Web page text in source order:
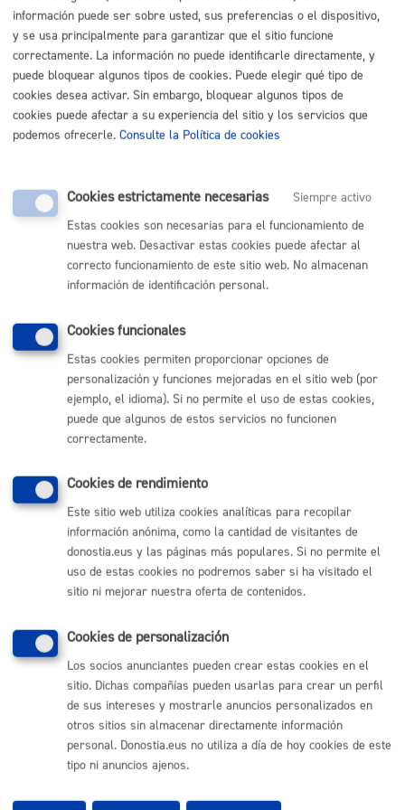
Listado completo de Trámites
Pago mis Impuestos-Beneficios fiscales
Bonificaciones y exenciones
Certificados y duplicados de recibos
Pagos y solicitudes de contenido económico
Comunícate con el Ayuntamiento de Donostia / San
Sebastián
(gratuito desde Donostia / San Sebastián)
Buzón de la ciudadanía
Informar de un error en la web
Enlaces útiles
Ofertas de empleo
Sede electrónica
Mapas - GeoDonostia
Sala de prensa
Mapa web
Otras páginas web corporativas
Donostia Kirola
Donostia Turismo
información puede ser sobre usted, sus preferencias o el dispositivo,
y se usa principalmente para garantizar que el sitio funcione
correctamente. La información no puede identificarle directamente, y
puede bloquear algunos tipos de cookies. Puede elegir qué tipo de
cookies desea activar. Sin embargo, bloquear algunos tipos de
cookies puede afectar a su experiencia del sitio y los servicios que
podemos ofrecerle. Consulte la Política de cookies
Cookies estrictamente necesarias
Siempre activo
Estas cookies son necesarias para el funcionamiento de
nuestra web. Desactivar estas cookies puede afectar al
correcto funcionamiento de este sitio web. No almacenan
información de identificación personal.
Cookies funcionales
Estas cookies permiten proporcionar opciones de
personalización y funciones mejoradas en el sitio web (por
ejemplo, el idioma). Si no permite el uso de estas cookies,
puede que algunos de estos servicios no funcionen
correctamente.
Cookies de rendimiento
Este sitio web utiliza cookies analíticas para recopilar
información anónima, como la cantidad de visitantes de
donostia.eus y las páginas más populares. Si no permite el
uso de estas cookies no podremos saber si ha visitado el
sitio ni mejorar nuestra oferta de contenidos.
Cookies de personalización
Los socios anunciantes pueden crear estas cookies en el
sitio. Dichas compañías pueden usarlas para crear un perfil
de sus intereses y mostrarle anuncios personalizados en
otros sitios sin almacenar directamente información
personal. Donostia.eus no utiliza a día de hoy cookies de este
tipo ni anuncios ajenos.